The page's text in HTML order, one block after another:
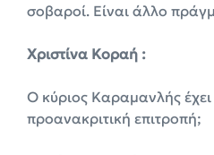
σοβαροί. Είναι άλλο
Χριστίνα Κοραή :
Ο κύριος Καραμανλής
προανακριτική επιτροπή;